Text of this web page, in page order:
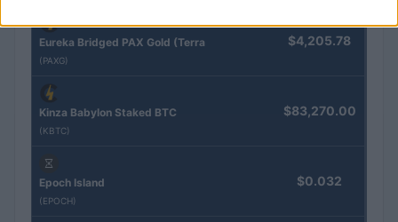
Eureka Bridged PAX Gold (Terra
(PAXG)
$4,205.78
Kinza Babylon Staked BTC
(KBTC)
$83,270.00
Epoch Island
(EPOCH)
$0.032